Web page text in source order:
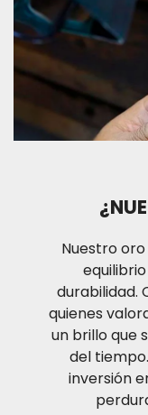
El tiempo de
para las
condiciones de
estas ubicado
también acercar
Nuestro
durabilidad.
quienes
un brillo que
del
inversión